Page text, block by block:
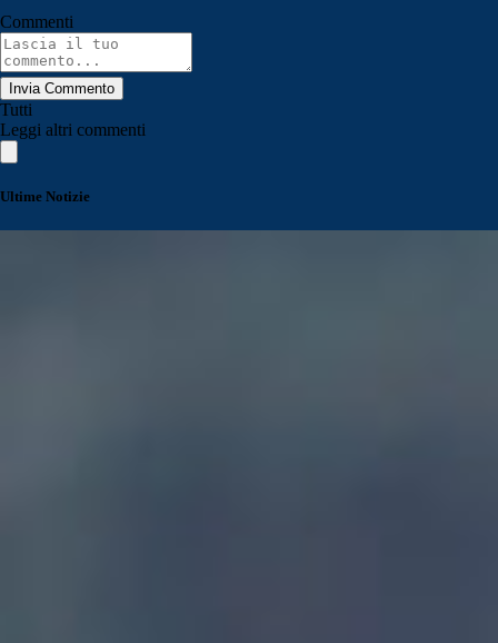
Commenti
Invia Commento
Tutti
Leggi altri commenti
Ultime Notizie